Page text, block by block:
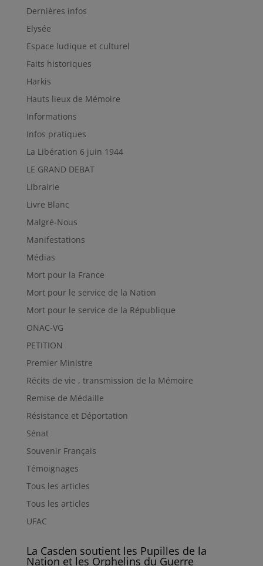
Dernières infos
Elysée
Espace ludique et culturel
Faits historiques
Harkis
Hauts lieux de Mémoire
Informations
Infos pratiques
La Libération 6 juin 1944
LE GRAND DEBAT
Librairie
Livre Blanc
Malgré-Nous
Manifestations
Médias
Mort pour la France
Mort pour le service de la Nation
Mort pour le service de la République
ONAC-VG
PETITION
Premier Ministre
Récits de vie , transmission de la Mémoire
Remise de Médaille
Résistance et Déportation
Sénat
Souvenir Français
Témoignages
Tous les articles
Tous les articles
UFAC
La Casden soutient les Pupilles de la
Nation et les Orphelins du Guerre